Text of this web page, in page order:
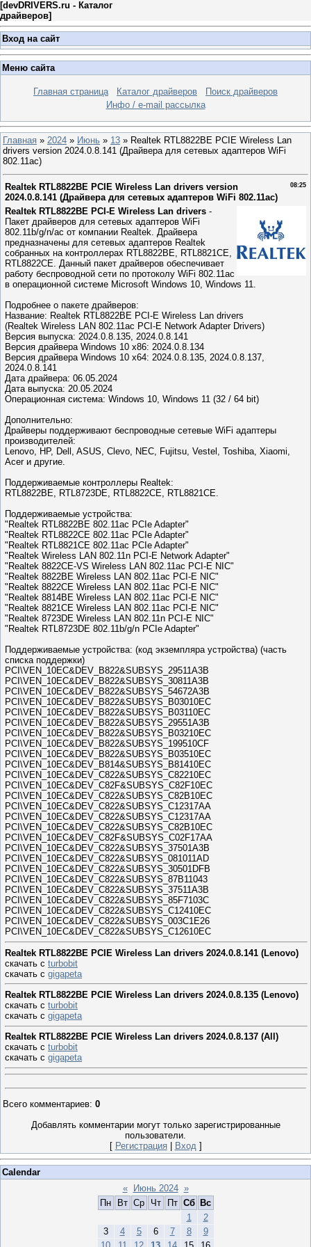
[devDRIVERS.ru - Каталог
драйверов]
Вход на сайт
Меню сайта
Главная страница Каталог драйверов
Поиск драйверов
Инфо / e-mail рассылка
Главная » 2024 » Июнь » 13 » Realtek RTL8822BE PCIE Wireless Lan
drivers version 2024.0.8.141 (Драйвера для сетевых адаптеров WiFi
802.11ac)
08:25
Realtek RTL8822BE PCIE Wireless Lan drivers version
2024.0.8.141 (Драйвера для сетевых адаптеров WiFi 802.11ac)
Realtek RTL8822BE PCI-E Wireless Lan drivers -
Пакет драйверов для сетевых адаптеров WiFi
802.11b/g/n/ac от компании Realtek. Драйвера
предназначены для сетевых адаптеров Realtek
собранных на контроллерах RTL8822BE, RTL8821CE,
RTL8822CE. Данный пакет драйверов обеспечивает
работу беспроводной сети по протоколу WiFi 802.11ac
в операционной системе Microsoft Windows 10, Windows 11.
Подробнее о пакете драйверов:
Название: Realtek RTL8822BE PCI-E Wireless Lan drivers
(Realtek Wireless LAN 802.11ac PCI-E Network Adapter Drivers)
Версия выпуска: 2024.0.8.135, 2024.0.8.141
Версия драйвера Windows 10 x86: 2024.0.8.134
Версия драйвера Windows 10 x64: 2024.0.8.135, 2024.0.8.137,
2024.0.8.141
Дата драйвера: 06.05.2024
Дата выпуска: 20.05.2024
Операционная система: Windows 10, Windows 11 (32 / 64 bit)
Дополнительно:
Драйверы поддерживают беспроводные сетевые WiFi адаптеры
производителей:
Lenovo, HP, Dell, ASUS, Clevo, NEC, Fujitsu, Vestel, Toshiba, Xiaomi,
Acer и другие.
Поддерживаемые контроллеры Realtek:
RTL8822BE, RTL8723DE, RTL8822CE, RTL8821CE.
Поддерживаемые устройства:
"Realtek RTL8822BE 802.11ac PCIe Adapter"
"Realtek RTL8822CE 802.11ac PCIe Adapter"
"Realtek RTL8821CE 802.11ac PCIe Adapter"
"Realtek Wireless LAN 802.11n PCI-E Network Adapter"
"Realtek 8822CE-VS Wireless LAN 802.11ac PCI-E NIC"
"Realtek 8822BE Wireless LAN 802.11ac PCI-E NIC"
"Realtek 8822CE Wireless LAN 802.11ac PCI-E NIC"
"Realtek 8814BE Wireless LAN 802.11ac PCI-E NIC"
"Realtek 8821CE Wireless LAN 802.11ac PCI-E NIC"
"Realtek 8723DE Wireless LAN 802.11n PCI-E NIC"
"Realtek RTL8723DE 802.11b/g/n PCIe Adapter"
Поддерживаемые устройства: (код экземпляра устройства) (часть
списка поддержки)
PCI\VEN_10EC&DEV_B822&SUBSYS_29511A3B
PCI\VEN_10EC&DEV_B822&SUBSYS_30811A3B
PCI\VEN_10EC&DEV_B822&SUBSYS_54672A3B
PCI\VEN_10EC&DEV_B822&SUBSYS_B03010EC
PCI\VEN_10EC&DEV_B822&SUBSYS_B03110EC
PCI\VEN_10EC&DEV_B822&SUBSYS_29551A3B
PCI\VEN_10EC&DEV_B822&SUBSYS_B03210EC
PCI\VEN_10EC&DEV_B822&SUBSYS_199510CF
PCI\VEN_10EC&DEV_B822&SUBSYS_B03510EC
PCI\VEN_10EC&DEV_B814&SUBSYS_B81410EC
PCI\VEN_10EC&DEV_C822&SUBSYS_C82210EC
PCI\VEN_10EC&DEV_C82F&SUBSYS_C82F10EC
PCI\VEN_10EC&DEV_C822&SUBSYS_C82B10EC
PCI\VEN_10EC&DEV_C822&SUBSYS_C12317AA
PCI\VEN_10EC&DEV_C822&SUBSYS_C12317AA
PCI\VEN_10EC&DEV_C822&SUBSYS_C82B10EC
PCI\VEN_10EC&DEV_C82F&SUBSYS_C02F17AA
PCI\VEN_10EC&DEV_C822&SUBSYS_37501A3B
PCI\VEN_10EC&DEV_C822&SUBSYS_081011AD
PCI\VEN_10EC&DEV_C822&SUBSYS_30501DFB
PCI\VEN_10EC&DEV_C822&SUBSYS_87B11043
PCI\VEN_10EC&DEV_C822&SUBSYS_37511A3B
PCI\VEN_10EC&DEV_C822&SUBSYS_85F7103C
PCI\VEN_10EC&DEV_C822&SUBSYS_C12410EC
PCI\VEN_10EC&DEV_C822&SUBSYS_003C1E26
PCI\VEN_10EC&DEV_C822&SUBSYS_C12610EC
Realtek RTL8822BE PCIE Wireless Lan drivers 2024.0.8.141 (Lenovo)
скачать с turbobit
скачать с gigapeta
Realtek RTL8822BE PCIE Wireless Lan drivers 2024.0.8.135 (Lenovo)
скачать с turbobit
скачать с gigapeta
Realtek RTL8822BE PCIE Wireless Lan drivers 2024.0.8.137 (All)
скачать с turbobit
скачать с gigapeta
Всего комментариев: 0
Добавлять комментарии могут только зарегистрированные
пользователи.
[ Регистрация| Вход]
Calendar
«
Июнь 2024 »
Пн
Вт Ср Чт Пт Сб Вс
1
2
3
4 5 6 7 8
9